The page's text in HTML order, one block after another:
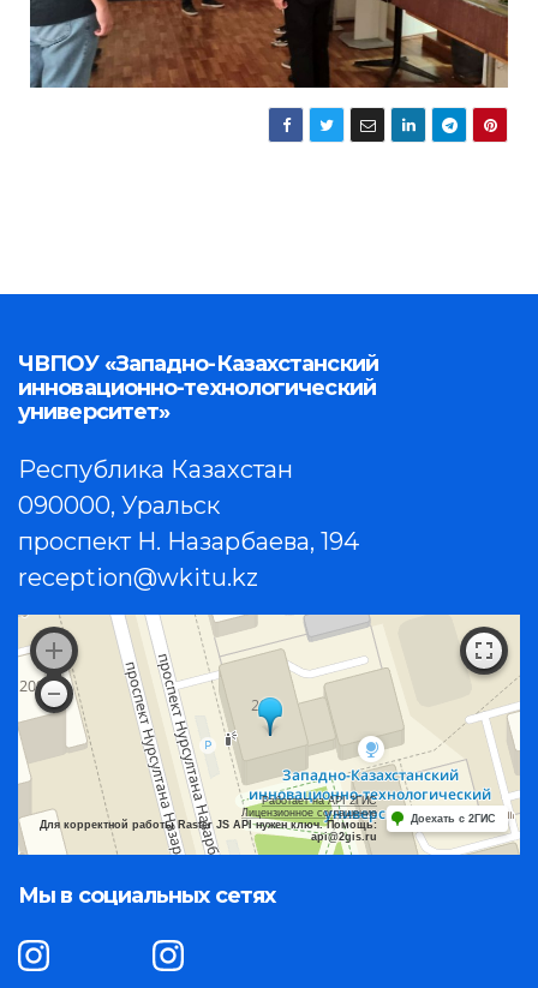
ЧВПОУ «Западно-Казахстанский
инновационно-технологический
университет»
Республика Казахстан
090000, Уральск
проспект Н. Назарбаева, 194
reception@wkitu.kz
Работает на API 2ГИС
Лицензионное соглашение
Для корректной работы Raster JS API нужен ключ. Помощь:
api@2gis.ru
Доехать с 2ГИС
Мы в социальных сетях